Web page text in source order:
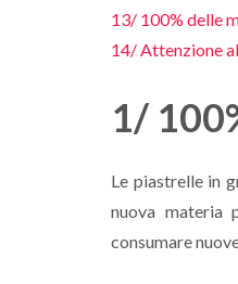
13/ 100% delle
14/ Attenzione
1/
Le piastrelle in
nuova materia
consumare